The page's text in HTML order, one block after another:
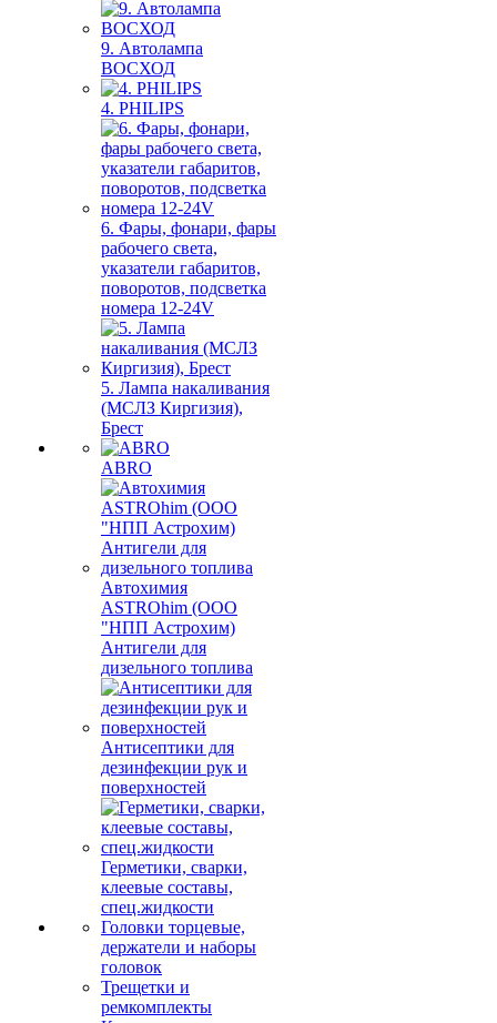
9. Автолампа
ВОСХОД
4. PHILIPS
6. Фары, фонари, фары
рабочего света,
указатели габаритов,
поворотов, подсветка
номера 12-24V
5. Лампа накаливания
(МСЛЗ Киргизия),
Брест
ABRO
Автохимия
ASTROhim (ООО
"НПП Астрохим)
Антигели для
дизельного топлива
Антисептики для
дезинфекции рук и
поверхностей
Герметики, сварки,
клеевые составы,
спец.жидкости
Головки торцевые,
держатели и наборы
головок
Трещетки и
ремкомплекты